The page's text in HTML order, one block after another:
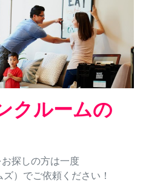
クルームの
探しの方は一度
）でご依頼ください！